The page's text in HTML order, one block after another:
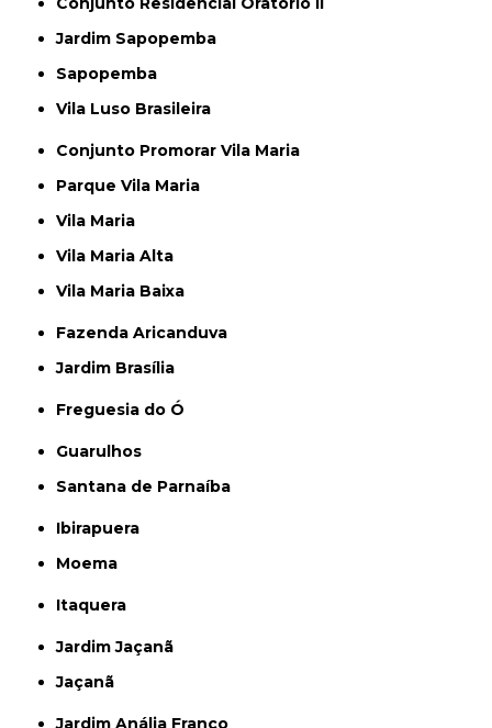
Jardim Sapopemba
Sapopemba
Vila Luso Brasileira
Conjunto Promorar Vila Maria
Parque Vila Maria
Vila Maria
Vila Maria Alta
Vila Maria Baixa
Fazenda Aricanduva
Jardim Brasília
Freguesia do Ó
Guarulhos
Santana de Parnaíba
Ibirapuera
Moema
Itaquera
Jardim Jaçanã
Jaçanã
Jardim Anália Franco